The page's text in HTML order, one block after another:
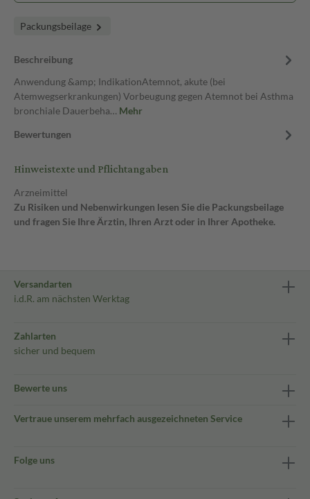
Packungsbeilage
Beschreibung
Anwendung &amp; IndikationAtemnot, akute (bei
Atemwegserkrankungen) Vorbeugung gegen Atemnot bei Asthma
bronchiale Dauerbeha… Mehr
Bewertungen
Hinweistexte und Pflichtangaben
Arzneimittel
Zu Risiken und Nebenwirkungen lesen Sie die Packungsbeilage
und fragen Sie Ihre Ärztin, Ihren Arzt oder in Ihrer Apotheke.
Versandarten
i.d.R. am nächsten Werktag
Zahlarten
sicher und bequem
Bewerte uns
Vertraue unserem mehrfach ausgezeichneten Service
Folge uns